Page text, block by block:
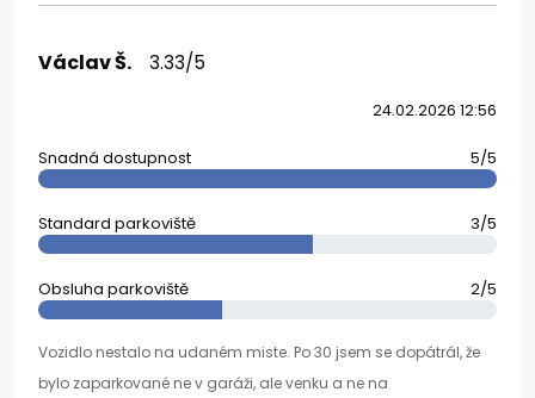
Václav Š. 3.33/5
24.02.2026 12:56
Snadná dostupnost 5/5
Standard parkoviště 3/5
Obsluha parkoviště 2/5
Vozidlo nestalo na udaném miste. Po 30 jsem se dopátrál, že
bylo zaparkované ne v garáži, ale venku a ne na